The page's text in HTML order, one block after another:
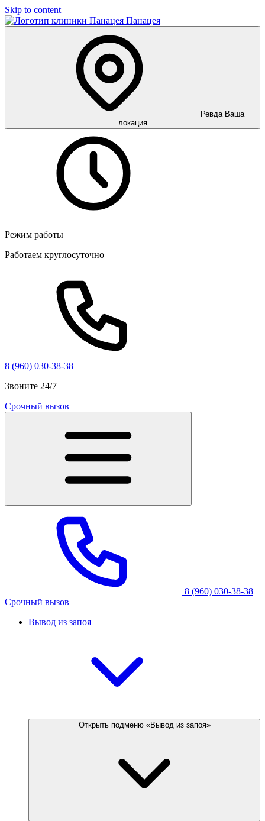
Skip to content
Панацея
Ревда Ваша
локация
Режим работы
Работаем круглосуточно
8 (960) 030-38-38
Звоните 24/7
Срочный вызов
8 (960) 030-38-38
Срочный вызов
Вывод из запоя
Открыть подменю «Вывод из запоя»